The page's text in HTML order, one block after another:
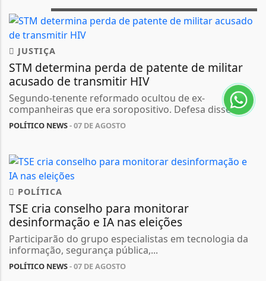
JUSTIÇA
STM determina perda de patente de militar
acusado de transmitir HIV
Segundo-tenente reformado ocultou de ex-
companheiras que era soropositivo. Defesa disse...
POLÍTICO NEWS- 07 DE AGOSTO
POLÍTICA
TSE cria conselho para monitorar
desinformação e IA nas eleições
Participarão do grupo especialistas em tecnologia da
informação, segurança pública,...
POLÍTICO NEWS- 07 DE AGOSTO